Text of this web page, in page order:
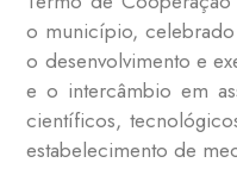
o município,
o desenvolvimento e
e o intercâmbio em
científicos,
estabelecimento de